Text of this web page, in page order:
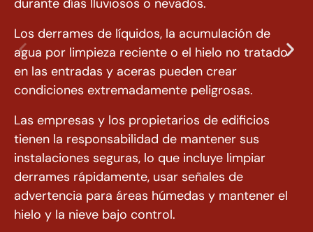
durante días lluviosos o nevados.
Los derrames de líquidos, la acumulación de
agua por limpieza reciente o el hielo no tratado
en las entradas y aceras pueden crear
condiciones extremadamente peligrosas.
Las empresas y los propietarios de edificios
tienen la responsabilidad de mantener sus
instalaciones seguras, lo que incluye limpiar
derrames rápidamente, usar señales de
advertencia para áreas húmedas y mantener el
hielo y la nieve bajo control.